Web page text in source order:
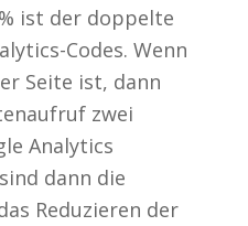
ist der doppelte
Codes. Wenn
Seite ist, dann
zwei
Analytics
dann die
Reduzieren der